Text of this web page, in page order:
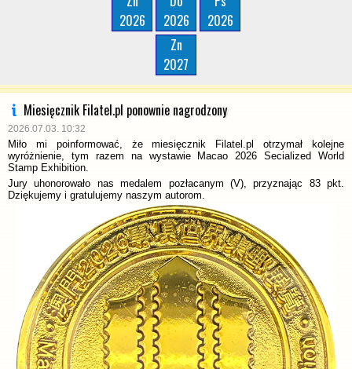
2026
2026
2026
Zn
2027
Miesięcznik Filatel.pl ponownie nagrodzony
2026.07.03. 10:32
Miło mi poinformować, że miesięcznik Filatel.pl otrzymał kolejne
wyróżnienie, tym razem na wystawie Macao 2026 Secialized World
Stamp Exhibition.
Jury uhonorowało nas medalem pozłacanym (V), przyznając 83 pkt.
Dziękujemy i gratulujemy naszym autorom.